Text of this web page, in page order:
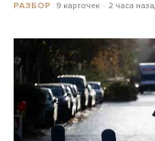
РАЗБОР 9 карточек 2 часа